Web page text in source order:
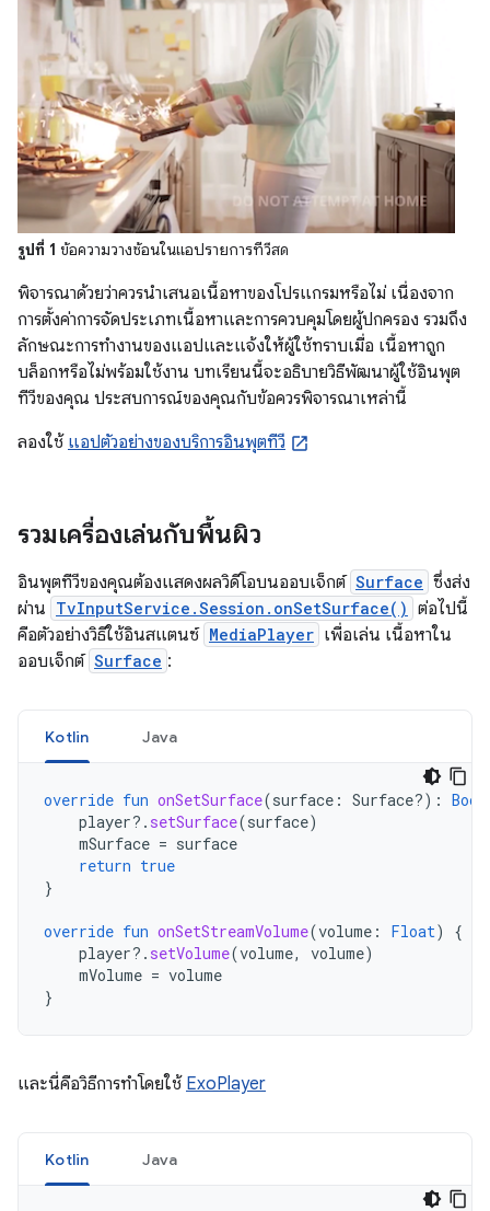
รูปที่ 1 ข้อความวางซ้อนในแอปรายการทีวีสด
พิจารณาด้วยว่าควรนำเสนอเนื้อหาของโปรแกรมหรือไม่ เนื่องจาก
การตั้งค่าการจัดประเภทเนื้อหาและการควบคุมโดยผู้ปกครอง รวมถึง
ลักษณะการทำงานของแอปและแจ้งให้ผู้ใช้ทราบเมื่อ เนื้อหาถูก
บล็อกหรือไม่พร้อมใช้งาน บทเรียนนี้จะอธิบายวิธีพัฒนาผู้ใช้อินพุต
ทีวีของคุณ ประสบการณ์ของคุณกับข้อควรพิจารณาเหล่านี้
ลองใช้ แอปตัวอย่างของบริการอินพุตทีวี
รวมเครื่องเล่นกับพื้นผิว
อินพุตทีวีของคุณต้องแสดงผลวิดีโอบนออบเจ็กต์ Surface ซึ่งส่ง
ผ่าน TvInputService.Session.onSetSurface() ต่อไปนี้
คือตัวอย่างวิธีใช้อินสแตนซ์ MediaPlayer เพื่อเล่น เนื้อหาใน
ออบเจ็กต์ Surface :
Kotlin Java
override fun onSetSurface(surface : Surface?) :
player?. setSurface(surface)
mSurface = surface
return true
}
override fun onSetStreamVolume(volume : Float)
{
player?. setVolume(volume, volume)
mVolume = volume
}
และนี่คือวิธีการทำโดยใช้ ExoPlayer
Kotlin Java